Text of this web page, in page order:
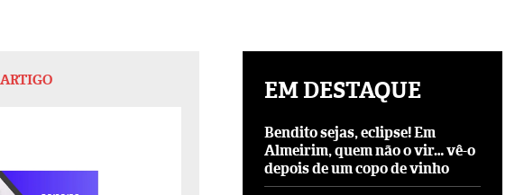
EM DESTAQUE
Bendito sejas, eclipse! Em
Almeirim, quem não o vir… vê-o
depois de um copo de vinho